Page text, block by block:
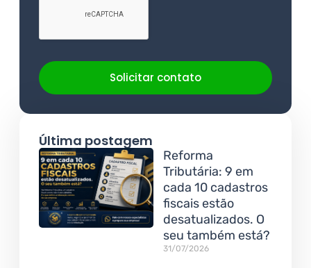
Solicitar contato
Última postagem
Reforma
Tributária: 9 em
cada 10 cadastros
fiscais estão
desatualizados. O
seu também está?
31/07/2026